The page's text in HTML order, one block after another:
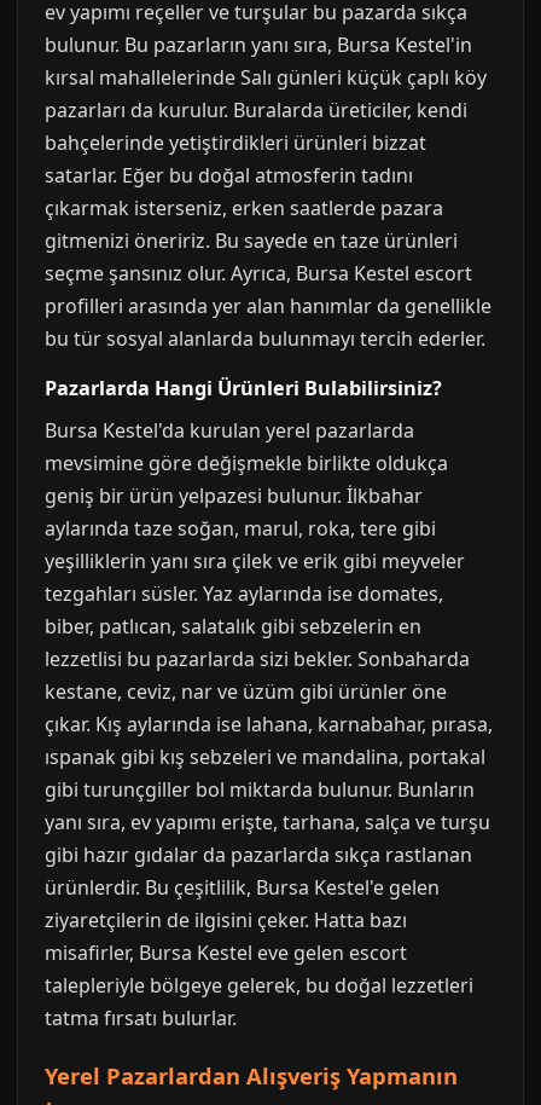
ev yapımı reçeller ve turşular bu pazarda sıkça
bulunur. Bu pazarların yanı sıra, Bursa Kestel'in
kırsal mahallelerinde Salı günleri küçük çaplı köy
pazarları da kurulur. Buralarda üreticiler, kendi
bahçelerinde yetiştirdikleri ürünleri bizzat
satarlar. Eğer bu doğal atmosferin tadını
çıkarmak isterseniz, erken saatlerde pazara
gitmenizi öneririz. Bu sayede en taze ürünleri
seçme şansınız olur. Ayrıca, Bursa Kestel escort
profilleri arasında yer alan hanımlar da genellikle
bu tür sosyal alanlarda bulunmayı tercih ederler.
Pazarlarda Hangi Ürünleri Bulabilirsiniz?
Bursa Kestel'da kurulan yerel pazarlarda
mevsimine göre değişmekle birlikte oldukça
geniş bir ürün yelpazesi bulunur. İlkbahar
aylarında taze soğan, marul, roka, tere gibi
yeşilliklerin yanı sıra çilek ve erik gibi meyveler
tezgahları süsler. Yaz aylarında ise domates,
biber, patlıcan, salatalık gibi sebzelerin en
lezzetlisi bu pazarlarda sizi bekler. Sonbaharda
kestane, ceviz, nar ve üzüm gibi ürünler öne
çıkar. Kış aylarında ise lahana, karnabahar, pırasa,
ıspanak gibi kış sebzeleri ve mandalina, portakal
gibi turunçgiller bol miktarda bulunur. Bunların
yanı sıra, ev yapımı erişte, tarhana, salça ve turşu
gibi hazır gıdalar da pazarlarda sıkça rastlanan
ürünlerdir. Bu çeşitlilik, Bursa Kestel'e gelen
ziyaretçilerin de ilgisini çeker. Hatta bazı
misafirler, Bursa Kestel eve gelen escort
talepleriyle bölgeye gelerek, bu doğal lezzetleri
tatma fırsatı bulurlar.
Yerel Pazarlardan Alışveriş Yapmanın